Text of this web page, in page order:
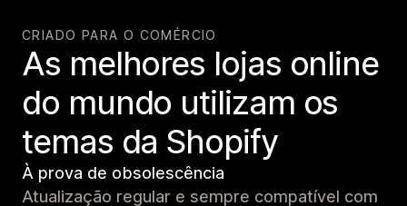
CRIADO PARA O COMÉRCIO
As melhores lojas online
do mundo utilizam os
temas da Shopify
À prova de obsolescência
Atualização regular e sempre compatível com